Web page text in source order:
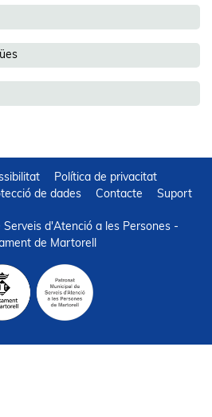
Política de privacitat
de dades Contacte Suport
d'Atenció a les Persones -
de Martorell